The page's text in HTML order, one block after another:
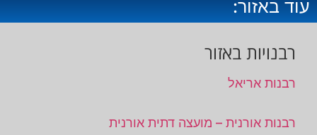
עוד באזור:
רבנויות באזור
רבנות אריאל
רבנות אורנית – מועצה דתית אורנית